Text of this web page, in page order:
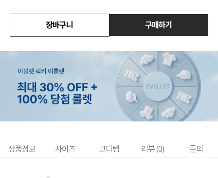
장바구니 구매하기
상품정보 사이즈 코디템 리뷰 (0) 문의